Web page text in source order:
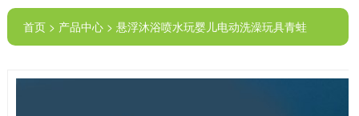
首页 > 产品中心 > 悬浮沐浴喷水玩婴儿电动洗澡玩具青蛙